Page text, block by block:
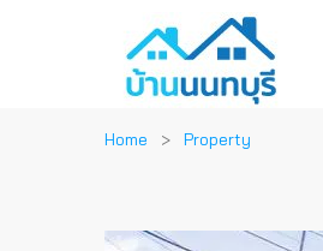
Home Property